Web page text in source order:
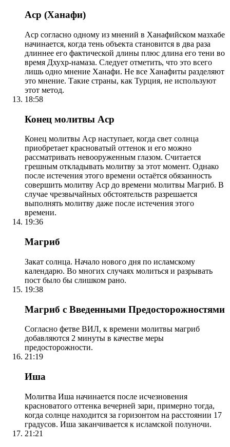
Аср (Ханафи)
Аср согласно одному из мнений в Ханафийском мазхабе
начинается, когда тень объекта становится в два раза
длиннее его фактической длины плюс длина его тени во
время Дхухр-намаза. Следует отметить, что это всего
лишь одно мнение Ханафи. Не все Ханафиты разделяют
это мнение. Такие страны, как Турция, не используют
этот метод.
18:58
Конец молитвы Аср
Конец молитвы Аср наступает, когда свет солнца
приобретает красноватый оттенок и его можно
рассматривать невооруженным глазом. Считается
грешным откладывать молитву за этот момент. Однако
после истечения этого времени остаётся обязанность
совершить молитву Аср до времени молитвы Магриб. В
случае чрезвычайных обстоятельств разрешается
выполнять молитву даже после истечения этого
времени.
19:36
Магриб
Закат солнца. Начало нового дня по исламскому
календарю. Во многих случаях молиться и разрывать
пост было бы слишком рано.
19:38
Магриб с Введенными Предосторожностями
Согласно фетве ВИЛ, к времени молитвы магриб
добавляются 2 минуты в качестве меры
предосторожности.
21:19
Иша
Молитва Иша начинается после исчезновения
красноватого оттенка вечерней зари, примерно тогда,
когда солнце находится за горизонтом на расстоянии 17
градусов. Иша заканчивается к исламской полуночи.
21:21